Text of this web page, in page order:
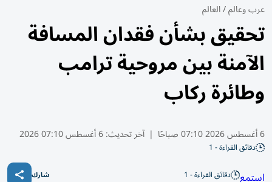
عرب وعالم/العالم
تحقيق بشأن فقدان المسافة
الآمنة بين مروحية ترامب
وطائرة ركاب
6 أغسطس 2026 07:10 صباحًا | آخر تحديث:6 أغسطس 07:10 2026
دقائق القراءة - 1
استمع دقائق القراءة - 1 شارك